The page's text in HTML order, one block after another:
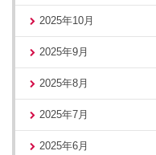
2025年10月
2025年9月
2025年8月
2025年7月
2025年6月